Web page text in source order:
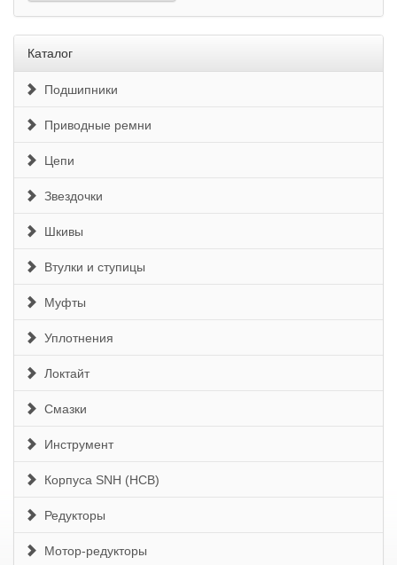
Каталог
Подшипники
Приводные ремни
Цепи
Звездочки
Шкивы
Втулки и ступицы
Муфты
Уплотнения
Локтайт
Смазки
Инструмент
Корпуса SNH (HCB)
Редукторы
Мотор-редукторы